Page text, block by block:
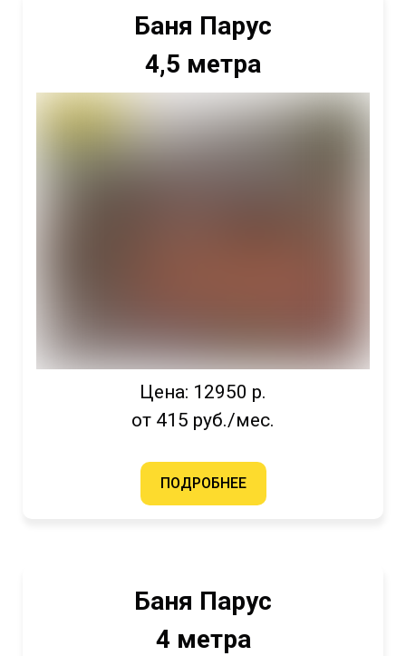
Баня Парус
4,5 метра
Цена: 12950 р.
от 415 руб./мес.
ПОДРОБНЕЕ
Баня Парус
4 метра